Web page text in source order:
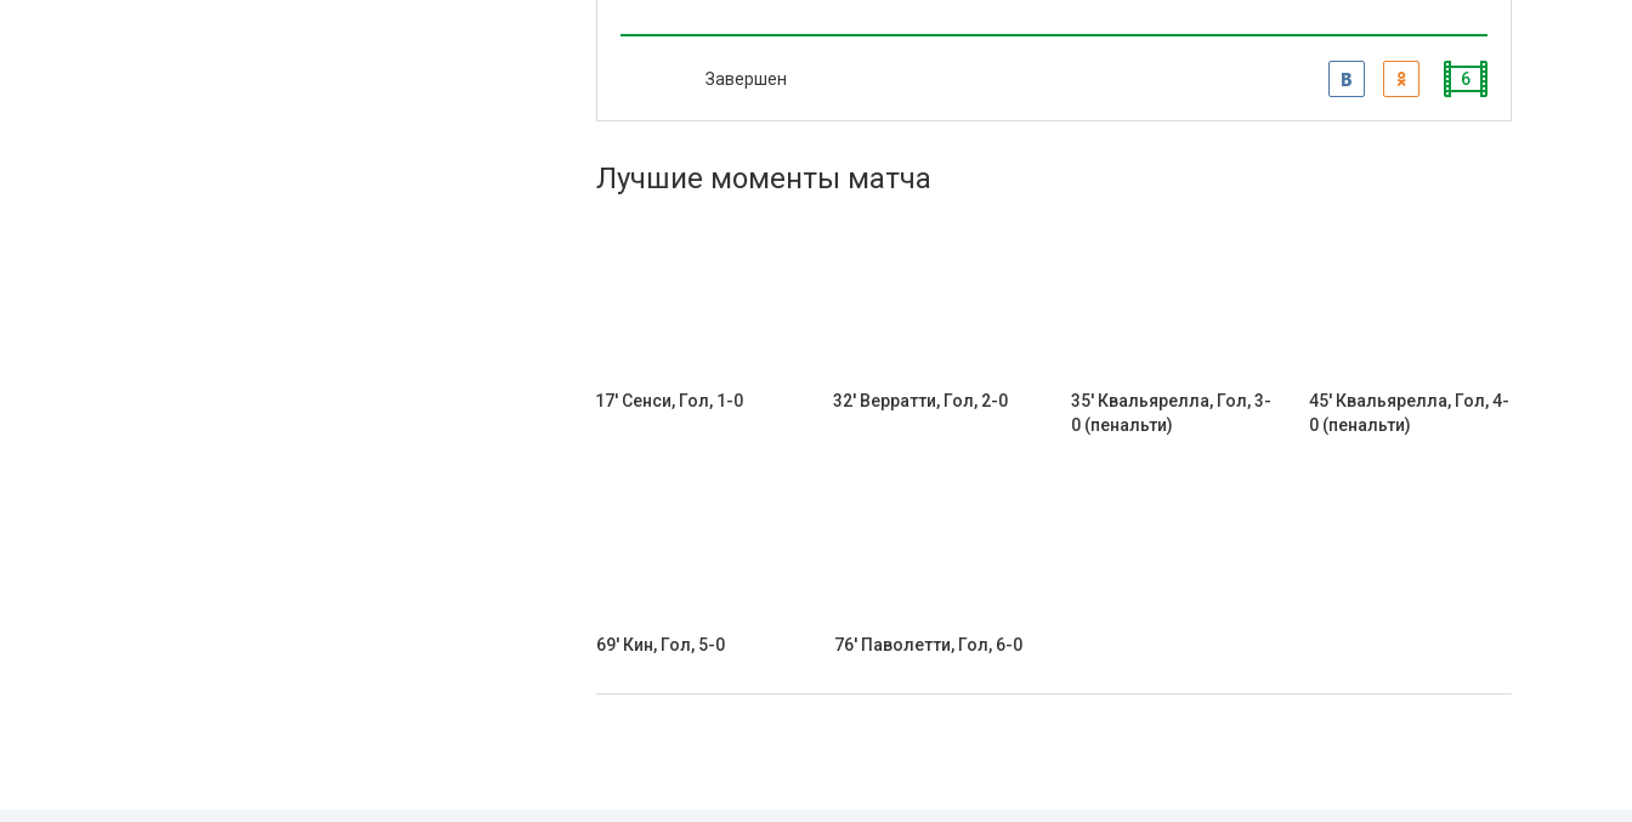
Завершен 6
Лучшие моменты матча
17' Сенси, Гол, 1-0 32' Верратти, Гол, 2-0
35' Квальярелла, Гол, 3-
0 (пенальти)
45' Квальярелла, Гол, 4-
0 (пенальти)
69' Кин, Гол, 5-0 76' Паволетти, Гол, 6-0